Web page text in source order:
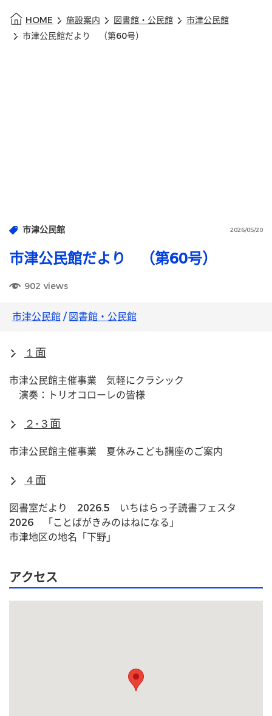
HOME 施設案内 図書館・公民館
市津公民館
市津公民館だより （第60号）
市津公民館 2026/05/20
市津公民館だより （第60号）
902 views
市津公民館/図書館・公民館
１面
市津公民館主催事業　気軽にクラシック
演奏：トリオコローレの皆様
２-３面
市津公民館主催事業　夏休みこども講座のご案内
４面
図書室だより　2026.5　いちはらっ子読書フェスタ
2026　「ことばがきみのはねになる」
市津地区の地名「下野」
アクセス